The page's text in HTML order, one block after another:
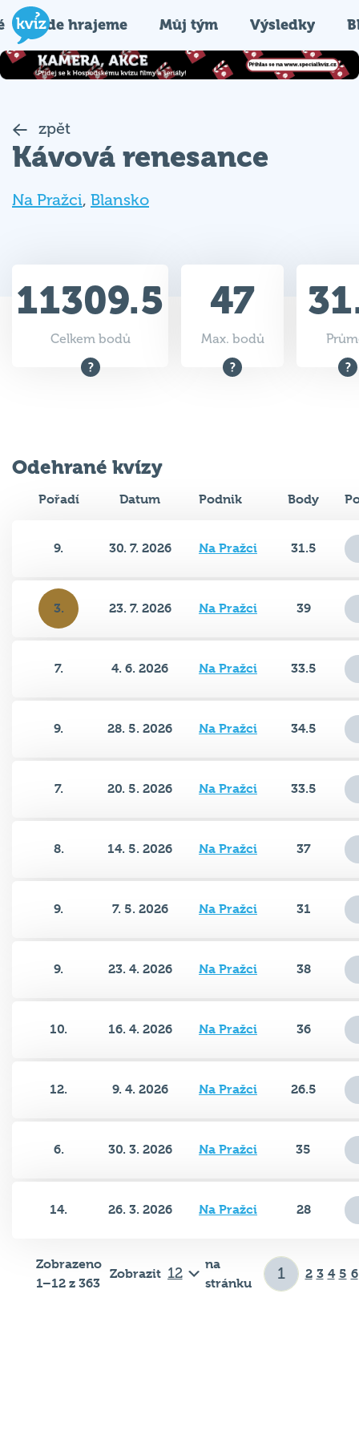
Kde hrajeme Můj tým Výsledky
zpět
Kávová renesance
Na Pražci, Blansko
11309.5
Celkem bodů
47
Max. bodů
Odehrané kvízy
Pořadí Datum Podnik Body
9. 30. 7. 2026 Na Pražci 31.5
3. 23. 7. 2026 Na Pražci 39
7. 4. 6. 2026 Na Pražci 33.5
9. 28. 5. 2026 Na Pražci 34.5
7. 20. 5. 2026 Na Pražci 33.5
8. 14. 5. 2026 Na Pražci 37
9. 7. 5. 2026 Na Pražci 31
9. 23. 4. 2026 Na Pražci 38
10. 16. 4. 2026 Na Pražci 36
12. 9. 4. 2026 Na Pražci 26.5
6. 30. 3. 2026 Na Pražci 35
14. 26. 3. 2026 Na Pražci 28
Zobrazeno
1–12 z 363
Zobrazit
na
stránku
2 3 4 5 6